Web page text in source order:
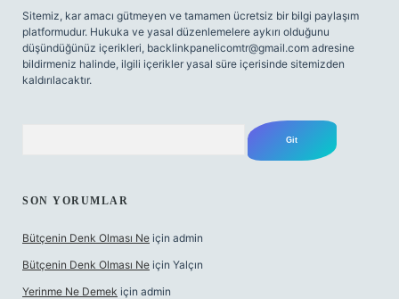
Sitemiz, kar amacı gütmeyen ve tamamen ücretsiz bir bilgi paylaşım
platformudur. Hukuka ve yasal düzenlemelere aykırı olduğunu
düşündüğünüz içerikleri, backlinkpanelicomtr@gmail.com adresine
bildirmeniz halinde, ilgili içerikler yasal süre içerisinde sitemizden
kaldırılacaktır.
SON YORUMLAR
Bütçenin Denk Olması Ne için admin
Bütçenin Denk Olması Ne için Yalçın
Yerinme Ne Demek için admin